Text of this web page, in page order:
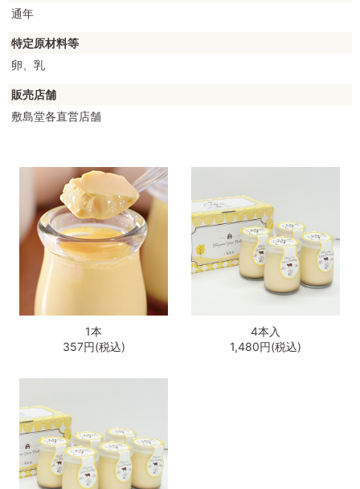
通年
特定原材料等
卵、乳
販売店舗
敷島堂各直営店舗
1本
357円(税込)
4本入
1,480円(税込)